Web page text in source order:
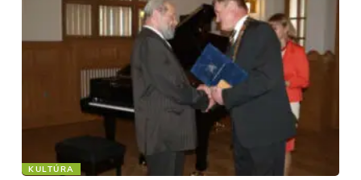
ŠPORT
KULTÚRA
FOTKY
VIDEO
KULTÚRA